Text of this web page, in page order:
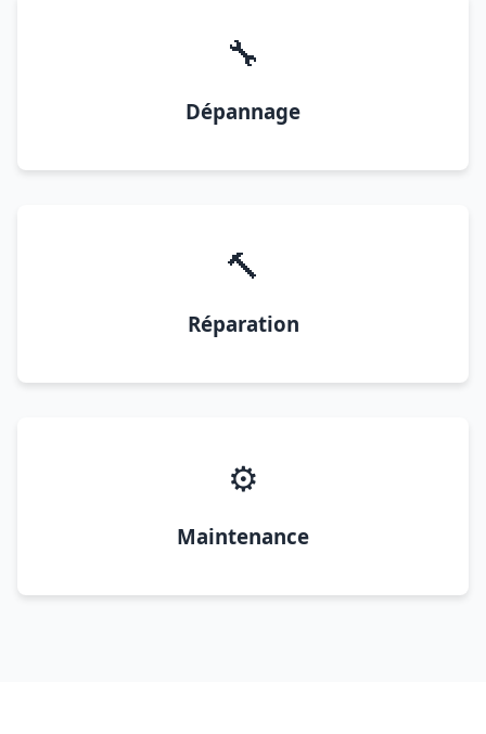
🔧
Dépannage
🔨
Réparation
⚙️
Maintenance